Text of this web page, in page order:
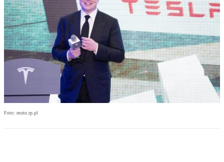
Foto: moto.rp.pl